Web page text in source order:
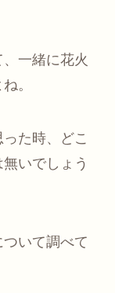
一緒に花火
。
た時、どこ
いでしょう
いて調べて